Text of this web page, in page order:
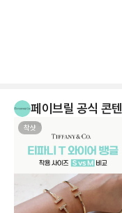
페이브릴 공식 콘
착샷